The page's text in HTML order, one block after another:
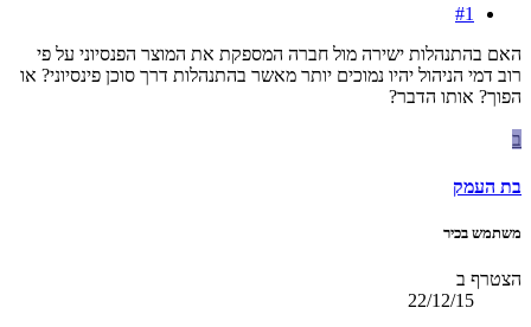
#1
האם בהתנהלות ישירה מול חברה המספקת את המוצר הפנסיוני על פי
רוב דמי הניהול יהיו נמוכים יותר מאשר בהתנהלות דרך סוכן פינסיוני? או
הפוך? אותו הדבר?
ב
בת העמק
משתמש בכיר
הצטרף ב
22/12/15